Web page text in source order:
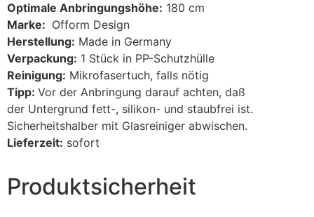
Optimale Anbringungshöhe: 180 cm
Marke: Ofform Design
Herstellung: Made in Germany
Verpackung: 1 Stück in PP-Schutzhülle
Reinigung: Mikrofasertuch, falls nötig
Tipp: Vor der Anbringung darauf achten, daß
der Untergrund fett-, silikon- und staubfrei ist.
Sicherheitshalber mit Glasreiniger abwischen.
Lieferzeit: sofort
Produktsicherheit